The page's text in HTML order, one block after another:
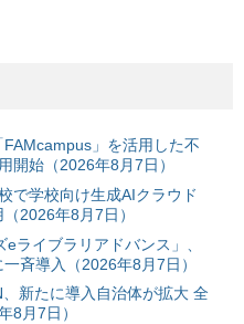
」を活用した不
開始（2026年8月7日）
で学校向け生成AIクラウド
2026年8月7日）
ライブラリアドバンス」、
斉導入（2026年8月7日）
新たに導入自治体が拡大 全
8月7日）